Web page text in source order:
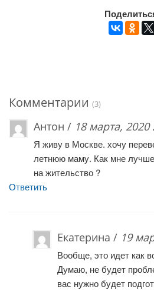
Комментарии (3)
Антон / 18 марта, 2020
Я живу в Москве. хочу
летнюю маму. Как мне
на жительство ?
Ответить
Екатерина / 19
Вообще, это идет как
Думаю, не будет
вас нужно будет